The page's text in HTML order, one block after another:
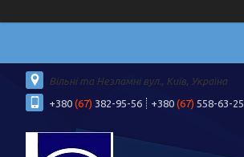
Вільні та Незламні вул., Київ, Україна
+380 (67) 382-95-56 +380 (67) 558-63-25